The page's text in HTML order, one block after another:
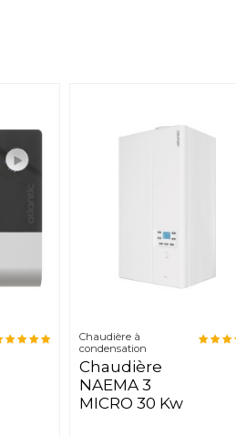
Chaudière à
condensation
Chaudière
NAEMA 3
MICRO 30 Kw